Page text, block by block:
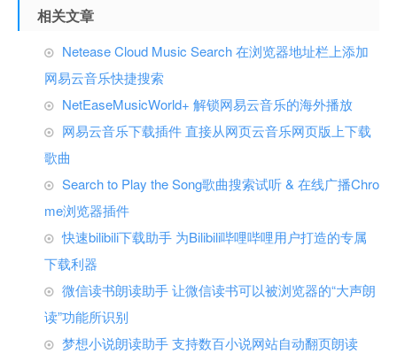
相关文章
Netease Cloud Music Search 在浏览器地址栏上添加
网易云音乐快捷搜索
NetEaseMusicWorld+ 解锁网易云音乐的海外播放
网易云音乐下载插件 直接从网页云音乐网页版上下载
歌曲
Search to Play the Song歌曲搜索试听 & 在线广播Chro
me浏览器插件
快速bilibili下载助手 为Bilibili哔哩哔哩用户打造的专属
下载利器
微信读书朗读助手 让微信读书可以被浏览器的“大声朗
读”功能所识别
梦想小说朗读助手 支持数百小说网站自动翻页朗读